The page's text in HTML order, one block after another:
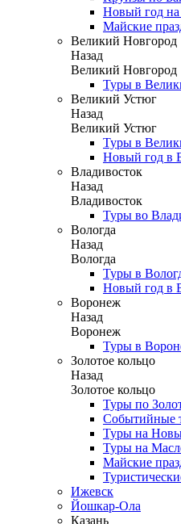
Новый год на
Майские
Великий Новгород
Назад
Великий Новгород
Туры в
Великий Устюг
Назад
Великий Устюг
Туры в
Новый год в
Владивосток
Назад
Владивосток
Туры во
Вологда
Назад
Вологда
Туры в
Новый год в
Воронеж
Назад
Воронеж
Туры в
Золотое кольцо
Назад
Золотое кольцо
Туры по
Событийные
Туры на
Туры на
Майские
Ижевск
Йошкар-Ола
Казань